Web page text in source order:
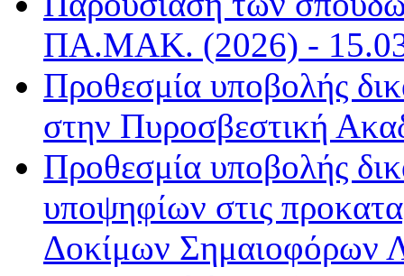
ΠΑ.ΜΑΚ. (2026) -
Προθεσμία υποβολής
στην Πυροσβεστική
Προθεσμία υποβολής
υποψηφίων στις
Δοκίμων